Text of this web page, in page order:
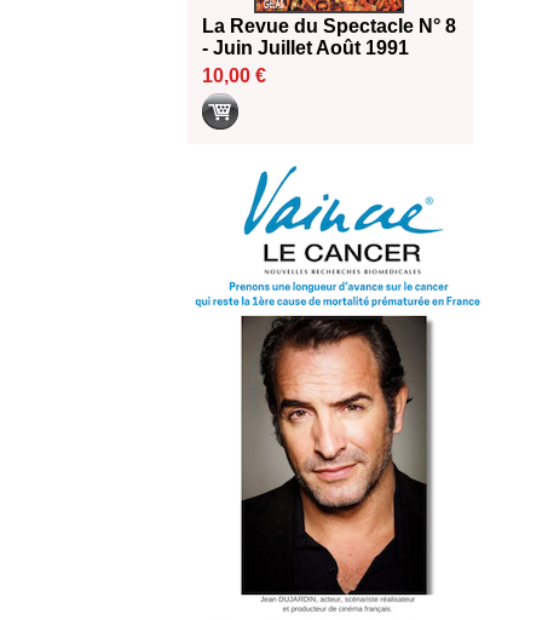
La Revue du Spectacle N° 8
- Juin Juillet Août 1991
10,00 €